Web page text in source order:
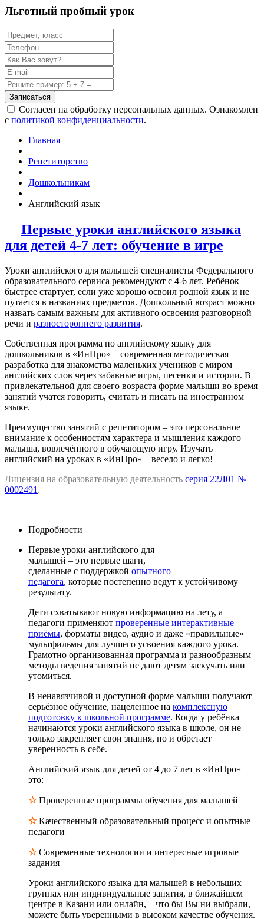
Льготный пробный урок
Записаться
Согласен на обработку персональных данных. Ознакомлен
с политикой конфиденциальности.
Главная
Репетиторство
Дошкольникам
Английский язык
Первые уроки английского языка
для детей 4-7 лет: обучение в игре
Уроки английского для малышей специалисты Федерального
образовательного сервиса рекомендуют с 4-6 лет. Ребёнок
быстрее стартует, если уже хорошо освоил родной язык и не
путается в названиях предметов. Дошкольный возраст можно
назвать самым важным для активного освоения разговорной
речи и разностороннего развития.
Собственная программа по английскому языку для
дошкольников в «ИнПро» – современная методическая
разработка для знакомства маленьких учеников с миром
английских слов через забавные игры, песенки и истории. В
привлекательной для своего возраста форме малыши во время
занятий учатся говорить, считать и писать на иностранном
языке.
Преимущество занятий с репетитором – это персональное
внимание к особенностям характера и мышления каждого
малыша, вовлечённого в обучающую игру. Изучать
английский на уроках в «ИнПро» – весело и легко!
Лицензия на образовательную деятельность серия 22Л01 №
0002491 .
Подробности
Первые уроки английского для
малышей – это первые шаги,
сделанные с поддержкой опытного
педагога, которые постепенно ведут к устойчивому
результату.
Дети схватывают новую информацию на лету, а
педагоги применяют проверенные интерактивные
приёмы, форматы видео, аудио и даже «правильные»
мультфильмы для лучшего усвоения каждого урока.
Грамотно организованная программа и разнообразным
методы ведения занятий не дают детям заскучать или
утомиться.
В ненавязчивой и доступной форме малыши получают
серьёзное обучение, нацеленное на комплексную
подготовку к школьной программе. Когда у ребёнка
начинаются уроки английского языка в школе, он не
только закрепляет свои знания, но и обретает
уверенность в себе.
Английский язык для детей от 4 до 7 лет в «ИнПро» –
это:
☆Проверенные программы обучения для малышей
☆Качественный образовательный процесс и опытные
педагоги
☆Современные технологии и интересные игровые
задания
Уроки английского языка для малышей в небольших
группах или индивидуальные занятия, в ближайшем
центре в Казани или онлайн, – что бы Вы ни выбрали,
можете быть уверенными в высоком качестве обучения.